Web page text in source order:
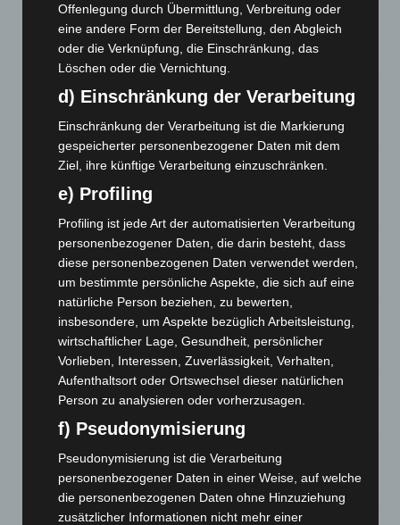
Niedersachsen: Feuerwehrkräfte kehren nach
Waldbrandeinsatz aus Spanien zurück
Hannover: Erste Tigermücken-Population in Niedersachsen
7. August 2026
Brand im „Haus der Begegnung“ in Neuwarmbüchen schnell
eingedämmt
6. August 2026
Region Hannover: 21 neue Notfallsanitäter starten beim
Roten Kreuz
5. August 2026
Mann läuft mit Hockeyschläger über A7 – Polizei sucht
Zeugen
5. August 2026
Celle: Mensch stirbt bei Bagger-Unfall auf Baustelle
5. August 2026
Offenlegung durch Übermittlung, Verbreitung oder
eine andere Form der Bereitstellung, den Abgleich
oder die Verknüpfung, die Einschränkung, das
Löschen oder die Vernichtung.
d) Einschränkung der Verarbeitung
Einschränkung der Verarbeitung ist die Markierung
gespeicherter personenbezogener Daten mit dem
Ziel, ihre künftige Verarbeitung einzuschränken.
e) Profiling
Profiling ist jede Art der automatisierten Verarbeitung
personenbezogener Daten, die darin besteht, dass
diese personenbezogenen Daten verwendet werden,
um bestimmte persönliche Aspekte, die sich auf eine
natürliche Person beziehen, zu bewerten,
insbesondere, um Aspekte bezüglich Arbeitsleistung,
wirtschaftlicher Lage, Gesundheit, persönlicher
Vorlieben, Interessen, Zuverlässigkeit, Verhalten,
Aufenthaltsort oder Ortswechsel dieser natürlichen
Person zu analysieren oder vorherzusagen.
f) Pseudonymisierung
Pseudonymisierung ist die Verarbeitung
personenbezogener Daten in einer Weise, auf welche
die personenbezogenen Daten ohne Hinzuziehung
zusätzlicher Informationen nicht mehr einer